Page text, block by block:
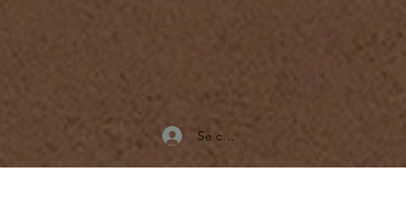
Se connecter